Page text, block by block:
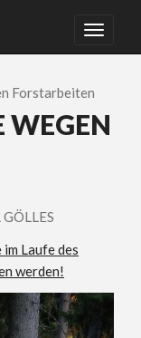
Forstarbeiten
WEGEN
Laufe des
werden!